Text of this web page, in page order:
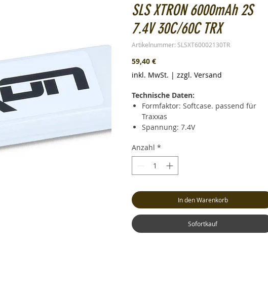
SLS XTRON 6000mAh 2S
7.4V 30C/60C TRX
Artikelnummer: SLSXT60002130TR
59,40 €Preis
inkl. MwSt. | zzgl. Versand
Technische Daten:
Formfaktor: Softcase. passend für
Traxxas
Spannung: 7.4V
Kapazität: 6000mAh
Dauerentladestrom: max. 30C (180.0A)
Kurzzeitiger Entladestrom: max. 60C
Ladestrom: max. 4C (24.0A)
Gewicht: ca. 282 Gramm (inkl. Kabel
Maße: ca. LxBxH 133x42x23mm
Balanceranschluss: XH
Anzahl *
In den Warenkorb
Sofortkauf